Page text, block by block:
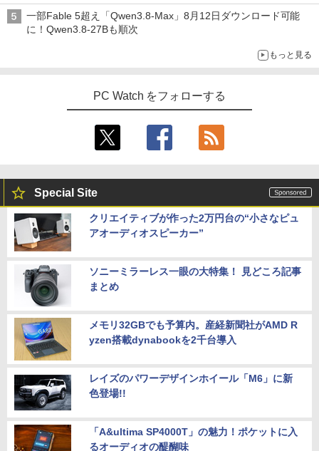
一部Fable 5超え「Qwen3.8-Max」8月12日ダウンロード可能
に！Qwen3.8-27Bも順次
もっと見る
PC Watch をフォローする
Special Site
クリエイティブが作った2万円台の“小さなピュ
アオーディオスピーカー”
ソニーミラーレス一眼の大特集！ 見どころ記事
まとめ
メモリ32GBでも予算内。産経新聞社がAMD R
yzen搭載dynabookを2千台導入
レイズのパワーデザインホイール「M6」に新
色登場!!
「A&ultima SP4000T」の魅力！ポケットに入
るオーディオの醍醐味